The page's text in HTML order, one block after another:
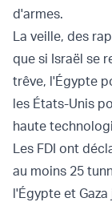
d'armes.
La veille, des
que si Israël se
trêve, l'Égypte
les États-Unis
haute
Les FDI ont
au moins 25
l'Égypte et